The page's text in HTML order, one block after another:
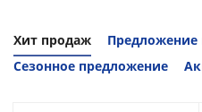
Хит продаж
Предложение
Сезонное предложение